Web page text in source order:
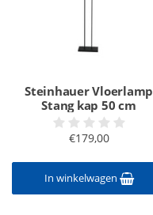
Steinhauer Vloerlamp
Stang kap 50 cm
€179,00
In winkelwagen